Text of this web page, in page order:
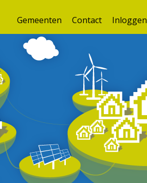
Gemeenten Contact Inloggen